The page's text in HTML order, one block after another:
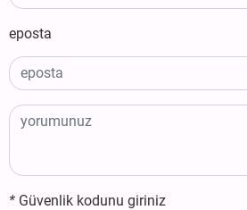
eposta
* Güvenlik kodunu giriniz